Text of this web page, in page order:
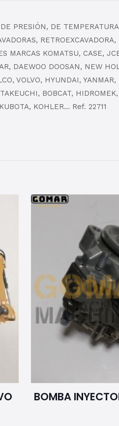
PRESIÓN, DE
MARCAS KOMATSU, CASE,
DAEWOO DOOSAN, NEW
VOLVO, HYUNDAI,
BOBCAT,
KOHLER… Ref. 22711
BOMBA